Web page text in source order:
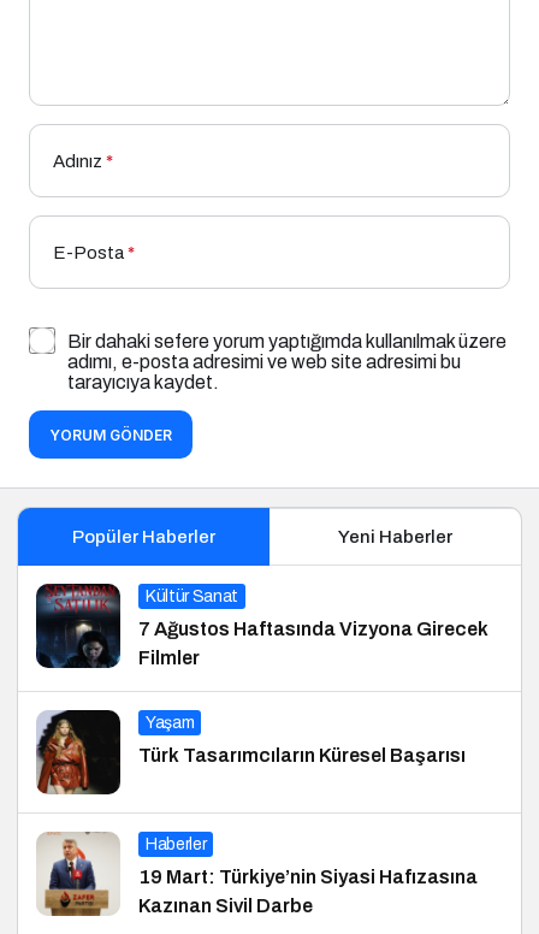
Adınız *
E-Posta*
Bir dahaki sefere yorum yaptığımda kullanılmak üzere
adımı, e-posta adresimi ve web site adresimi bu
tarayıcıya kaydet.
YORUM GÖNDER
Popüler Haberler Yeni Haberler
Kültür Sanat
7 Ağustos Haftasında Vizyona Girecek
Filmler
Yaşam
Türk Tasarımcıların Küresel Başarısı
Haberler
19 Mart: Türkiye’nin Siyasi Hafızasına
Kazınan Sivil Darbe